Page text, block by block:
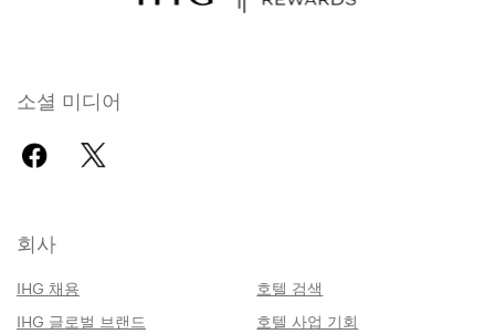
소셜 미디어
회사
IHG 채용
호텔 검색
IHG 글로벌 브랜드
호텔 사업 기회